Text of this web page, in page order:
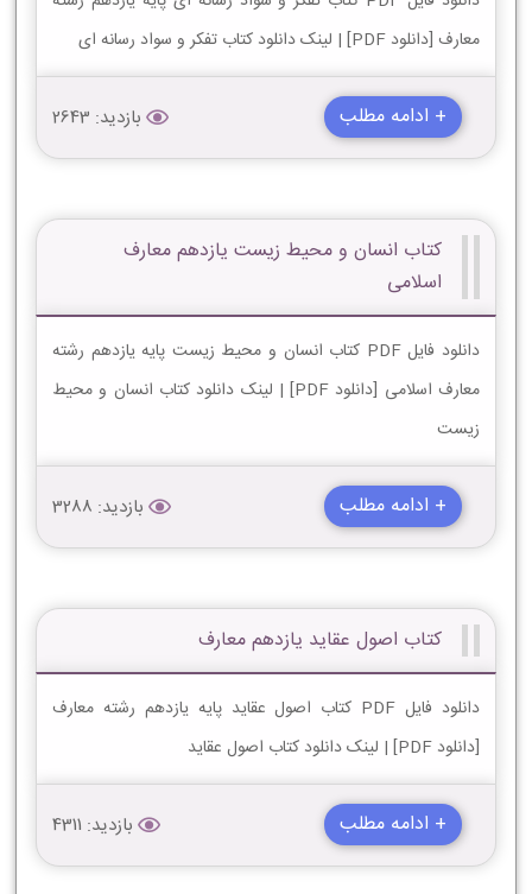
معارف [دانلود PDF] | لینک دانلود کتاب تفکر و سواد رسانه ای
+ ادامه مطلب بازدید: 2643
کتاب انسان و محیط زیست یازدهم معارف
اسلامی
دانلود فایل PDF کتاب انسان و محیط زیست پایه یازدهم رشته
معارف اسلامی [دانلود PDF] | لینک دانلود کتاب انسان و محیط
زیست
+ ادامه مطلب بازدید: 3288
کتاب اصول عقاید یازدهم معارف
دانلود فایل PDF کتاب اصول عقاید پایه یازدهم رشته معارف
[دانلود PDF] | لینک دانلود کتاب اصول عقاید
+ ادامه مطلب بازدید: 4311